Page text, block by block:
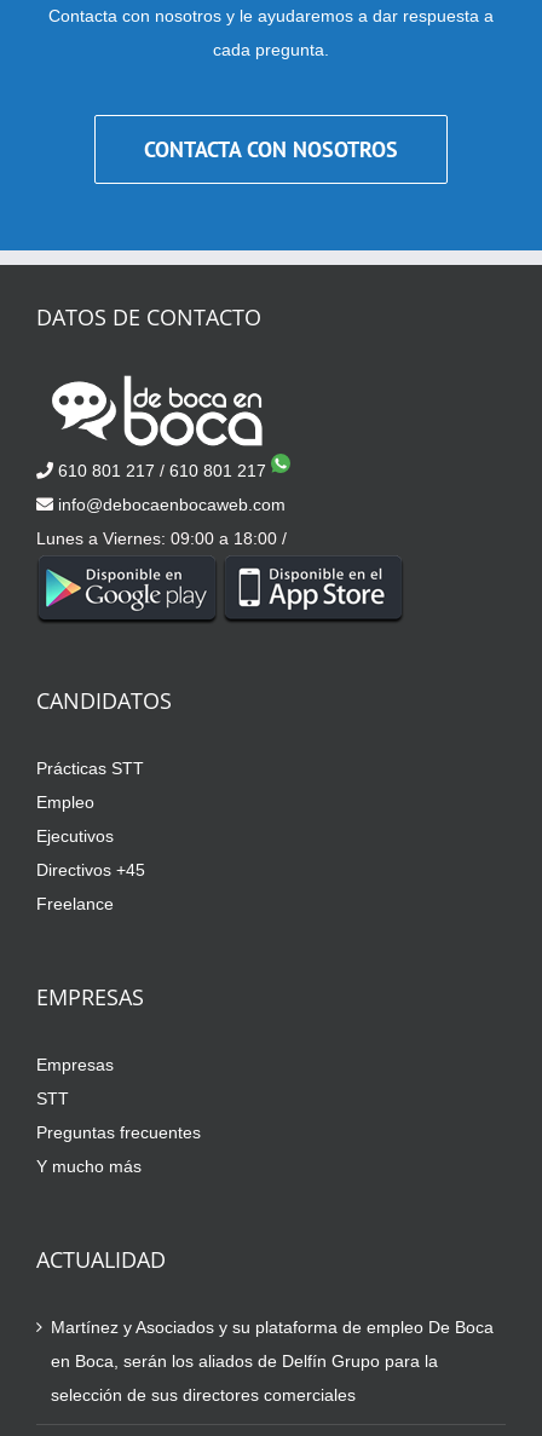
Contacta con nosotros y le ayudaremos a dar respuesta a
cada pregunta.
CONTACTA CON NOSOTROS
DATOS DE CONTACTO
610 801 217 / 610 801 217
info@debocaenbocaweb.com
Lunes a Viernes: 09:00 a 18:00 /
CANDIDATOS
Prácticas STT
Empleo
Ejecutivos
Directivos +45
Freelance
EMPRESAS
Empresas
STT
Preguntas frecuentes
Y mucho más
ACTUALIDAD
Martínez y Asociados y su plataforma de empleo De Boca
en Boca, serán los aliados de Delfín Grupo para la
selección de sus directores comerciales